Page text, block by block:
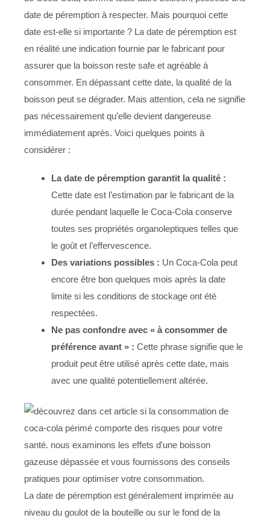
date de péremption à respecter. Mais pourquoi cette
date est-elle si importante ? La date de péremption est
en réalité une indication fournie par le fabricant pour
assurer que la boisson reste safe et agréable à
consommer. En dépassant cette date, la qualité de la
boisson peut se dégrader. Mais attention, cela ne signifie
pas nécessairement qu’elle devient dangereuse
immédiatement après. Voici quelques points à
considérer :
La date de péremption garantit la qualité :
Cette date est l’estimation par le fabricant de la
durée pendant laquelle le Coca-Cola conserve
toutes ses propriétés organoleptiques telles que
le goût et l’effervescence.
Des variations possibles : Un Coca-Cola peut
encore être bon quelques mois après la date
limite si les conditions de stockage ont été
respectées.
Ne pas confondre avec « à consommer de
préférence avant » : Cette phrase signifie que le
produit peut être utilisé après cette date, mais
avec une qualité potentiellement altérée.
La date de péremption est généralement imprimée au
niveau du goulot de la bouteille ou sur le fond de la